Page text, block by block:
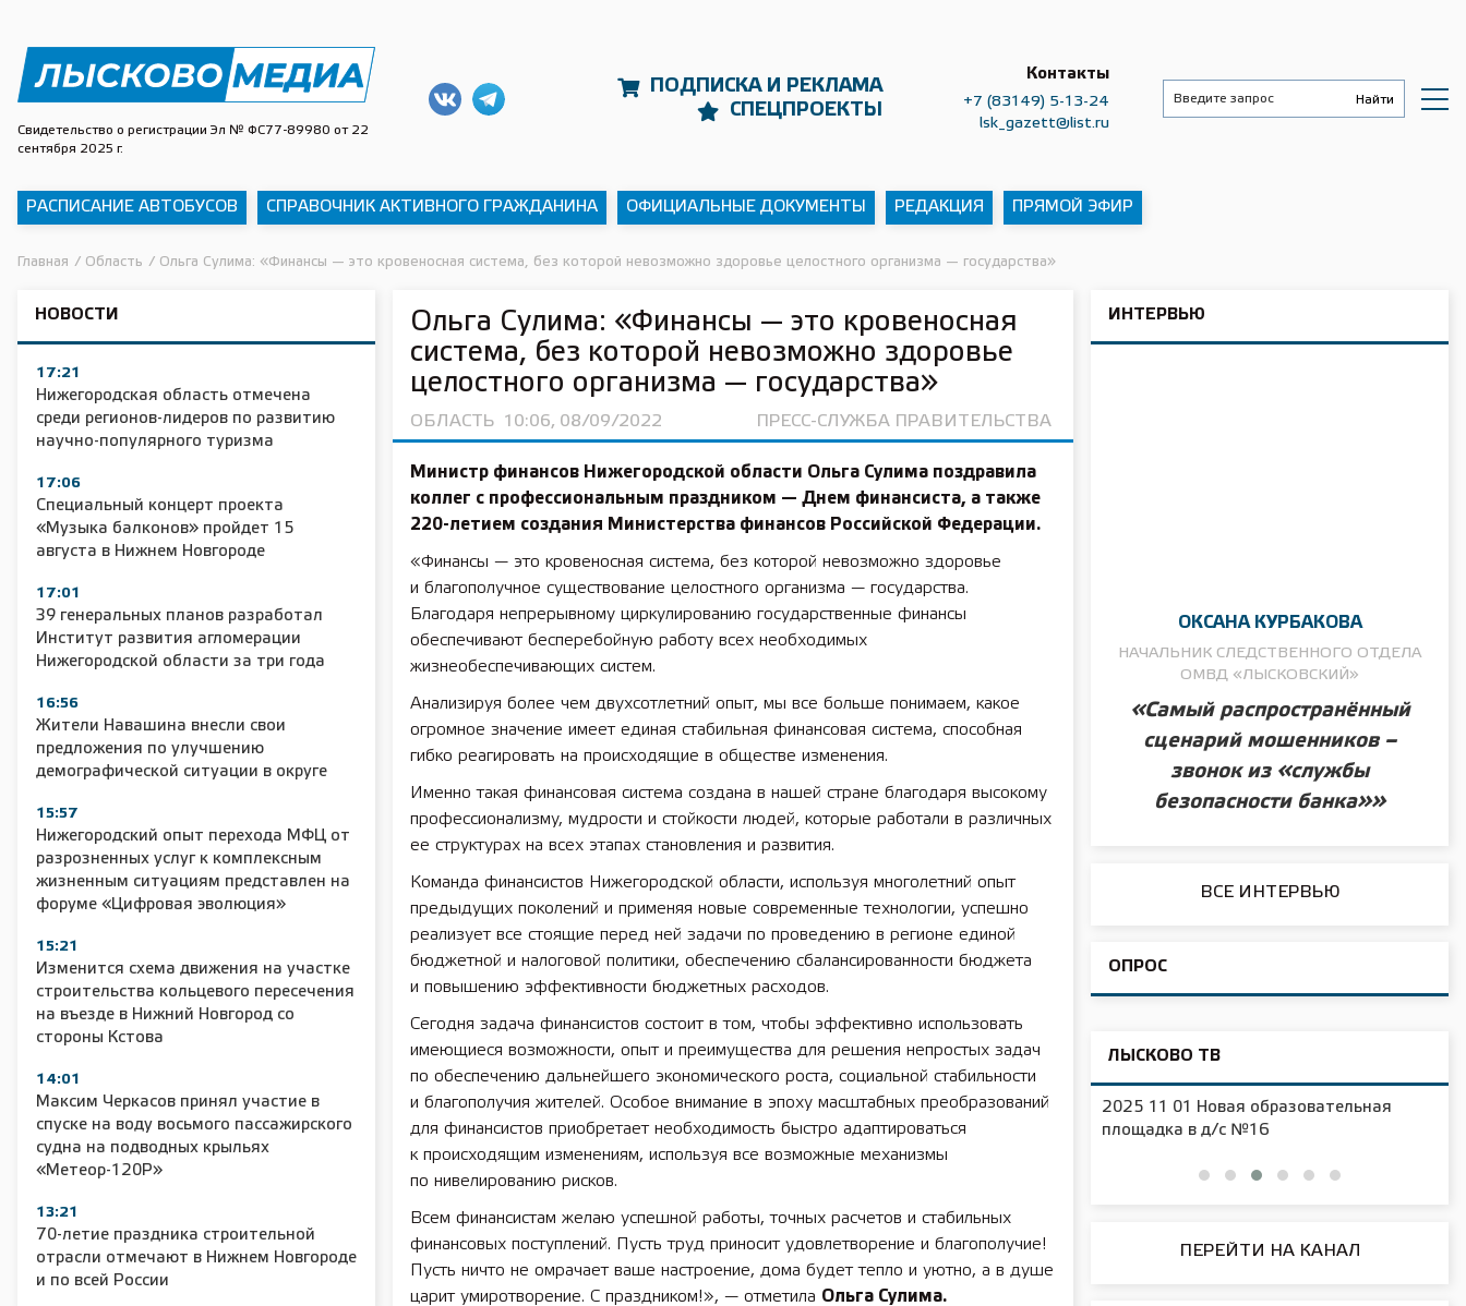
Свидетельство о регистрации Эл № ФС77-89980 от 22
сентября 2025 г.
ПОДПИСКА И РЕКЛАМА
СПЕЦПРОЕКТЫ
Контакты
+7 (83149) 5-13-24
lsk_gazett@list.ru
РАСПИСАНИЕ АВТОБУСОВ СПРАВОЧНИК АКТИВНОГО ГРАЖДАНИНА ОФИЦИАЛЬНЫЕ ДОКУМЕНТЫ РЕДАКЦИЯ ПРЯМОЙ ЭФИР
Главная / Область / Ольга Сулима: «Финансы — это кровеносная система, без которой невозможно здоровье целостного организма — государства»
НОВОСТИ
17:21
Нижегородская область отмечена
среди регионов-лидеров по развитию
научно-популярного туризма
17:06
Специальный концерт проекта
«Музыка балконов» пройдет 15
августа в Нижнем Новгороде
17:01
39 генеральных планов разработал
Институт развития агломерации
Нижегородской области за три года
16:56
Жители Навашина внесли свои
предложения по улучшению
демографической ситуации в округе
15:57
Нижегородский опыт перехода МФЦ от
разрозненных услуг к комплексным
жизненным ситуациям представлен на
форуме «Цифровая эволюция»
15:21
Изменится схема движения на участке
строительства кольцевого пересечения
на въезде в Нижний Новгород со
стороны Кстова
14:01
Максим Черкасов принял участие в
спуске на воду восьмого пассажирского
судна на подводных крыльях
«Метеор-120Р»
13:21
70-летие праздника строительной
отрасли отмечают в Нижнем Новгороде
и по всей России
Ольга Сулима: «Финансы — это кровеносная
система, без которой невозможно здоровье
целостного организма — государства»
ОБЛАСТЬ 10:06, 08/09/2022 ПРЕСС-СЛУЖБА ПРАВИТЕЛЬСТВА
Министр финансов Нижегородской области Ольга Сулима поздравила
коллег с профессиональным праздником — Днем финансиста, а также
220-летием создания Министерства финансов Российской Федерации.
«Финансы — это кровеносная система, без которой невозможно здоровье
и благополучное существование целостного организма — государства.
Благодаря непрерывному циркулированию государственные финансы
обеспечивают бесперебойную работу всех необходимых
жизнеобеспечивающих систем.
Анализируя более чем двухсотлетний опыт, мы все больше понимаем, какое
огромное значение имеет единая стабильная финансовая система, способная
гибко реагировать на происходящие в обществе изменения.
Именно такая финансовая система создана в нашей стране благодаря высокому
профессионализму, мудрости и стойкости людей, которые работали в различных
ее структурах на всех этапах становления и развития.
Команда финансистов Нижегородской области, используя многолетний опыт
предыдущих поколений и применяя новые современные технологии, успешно
реализует все стоящие перед ней задачи по проведению в регионе единой
бюджетной и налоговой политики, обеспечению сбалансированности бюджета
и повышению эффективности бюджетных расходов.
Сегодня задача финансистов состоит в том, чтобы эффективно использовать
имеющиеся возможности, опыт и преимущества для решения непростых задач
по обеспечению дальнейшего экономического роста, социальной стабильности
и благополучия жителей. Особое внимание в эпоху масштабных преобразований
для финансистов приобретает необходимость быстро адаптироваться
к происходящим изменениям, используя все возможные механизмы
по нивелированию рисков.
Всем финансистам желаю успешной работы, точных расчетов и стабильных
финансовых поступлений. Пусть труд приносит удовлетворение и благополучие!
Пусть ничто не омрачает ваше настроение, дома будет тепло и уютно, а в душе
царит умиротворение. С праздником!», — отметила Ольга Сулима.
ИНТЕРВЬЮ
ОКСАНА КУРБАКОВА
НАЧАЛЬНИК СЛЕДСТВЕННОГО ОТДЕЛА
ОМВД «ЛЫСКОВСКИЙ»
«Самый распространённый
сценарий мошенников –
звонок из «службы
безопасности банка»»
ВСЕ ИНТЕРВЬЮ
ОПРОС
ЛЫСКОВО ТВ
11 01 Сельское хозяйство 2025 2025 11 01 55 лет СОШ №2
2025 11 01 Земли
сельскохозяйственного назначения
2025 11 01 Новая образовательная
площадка в д/с №16
ПЕРЕЙТИ НА КАНАЛ